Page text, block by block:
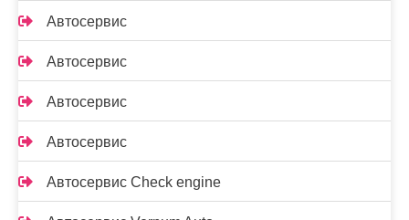
Автосервис
Автосервис
Автосервис
Автосервис
Автосервис Check engine